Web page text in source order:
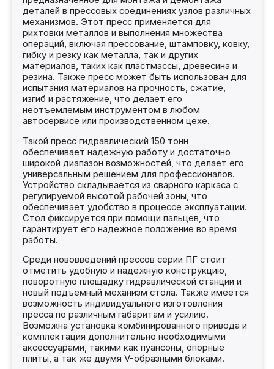
деталей в прессовых соединениях узлов различных
механизмов. Этот пресс применяется для
рихтовки металлов и выполнения множества
операций, включая прессование, штамповку, ковку,
гибку и резку как металла, так и других
материалов, таких как пластмассы, древесина и
резина. Также пресс может быть использован для
испытания материалов на прочность, сжатие,
изгиб и растяжение, что делает его
неотъемлемым инструментом в любом
автосервисе или производственном цехе.
Такой пресс гидравлический 150 тонн
обеспечивает надежную работу и достаточно
широкой диапазон возможностей, что делает его
универсальным решением для профессионалов.
Устройство складывается из сварного каркаса с
регулируемой высотой рабочей зоны, что
обеспечивает удобство в процессе эксплуатации.
Стол фиксируется при помощи пальцев, что
гарантирует его надежное положение во время
работы.
Среди нововведений прессов серии ПГ стоит
отметить удобную и надежную конструкцию,
поворотную площадку гидравлической станции и
новый подъемный механизм стола. Также имеется
возможность индивидуального изготовления
пресса по различным габаритам и усилию.
Возможна установка комбинированного привода и
комплектация дополнительно необходимыми
аксессуарами, такими как пуансоны, опорные
плиты, а так же двумя V-образными блоками.